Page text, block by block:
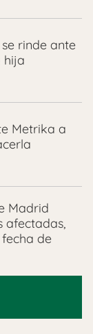
rinde ante
hija
Metrika a
Madrid
afectadas,
de